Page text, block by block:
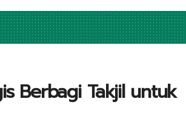
Berbagi Takjil untuk